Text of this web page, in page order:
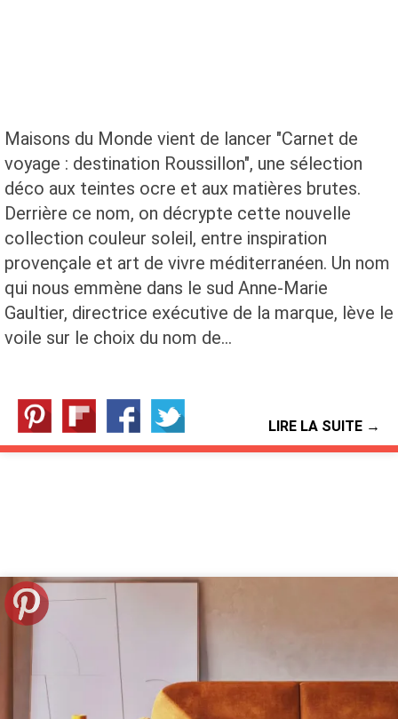
Maisons du Monde vient de lancer "Carnet de
voyage : destination Roussillon", une sélection
déco aux teintes ocre et aux matières brutes.
Derrière ce nom, on décrypte cette nouvelle
collection couleur soleil, entre inspiration
provençale et art de vivre méditerranéen. Un nom
qui nous emmène dans le sud Anne-Marie
Gaultier, directrice exécutive de la marque, lève le
voile sur le choix du nom de…
LIRE LA SUITE →